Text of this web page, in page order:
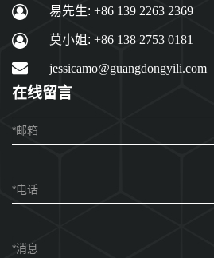
易先生: +86 139 2263 2369
莫小姐: +86 138 2753 0181
jessicamo@guangdongyili.com
在线留言